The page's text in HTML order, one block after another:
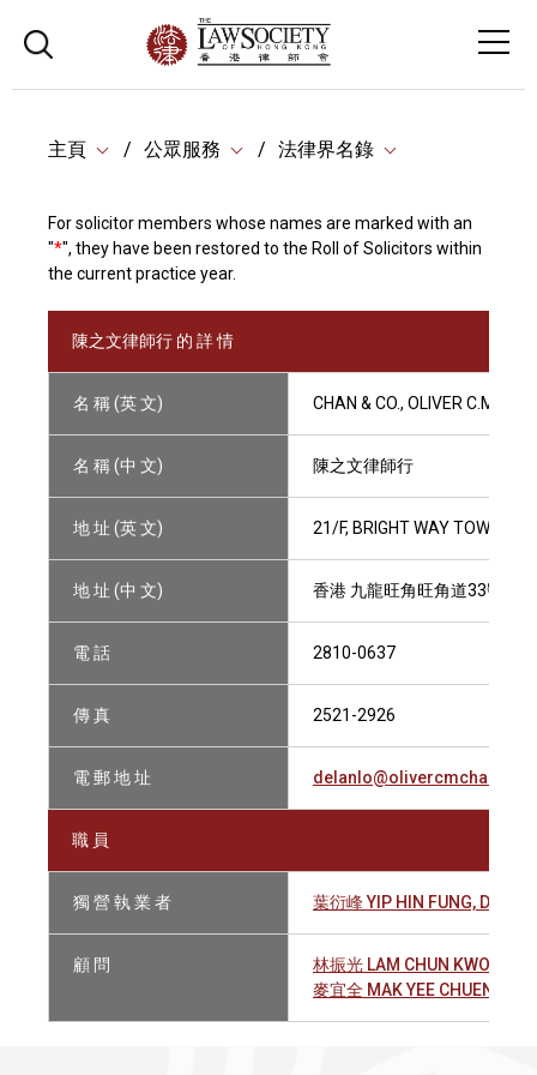
主頁 公眾服務 法律界名錄
For solicitor members whose names are marked with an
"*", they have been restored to the Roll of Solicitors within
the current practice year.
陳之文律師行 的 詳 情
名 稱 (英 文) CHAN & CO., OLIVER C.M.
名 稱 (中 文) 陳之文律師行
地 址 (英 文) 21/F, BRIGHT WAY TOWER,
地 址 (中 文) 香港 九龍旺角旺角道33號凱
電 話 2810-0637
傳 真 2521-2926
電 郵 地 址 delanlo@olivercmchan.com
職 員
獨 營 執 業 者 葉衍峰 YIP HIN FUNG,
顧 問
林振光 LAM CHUN KWONG,
麥宜全 MAK YEE CHUEN,